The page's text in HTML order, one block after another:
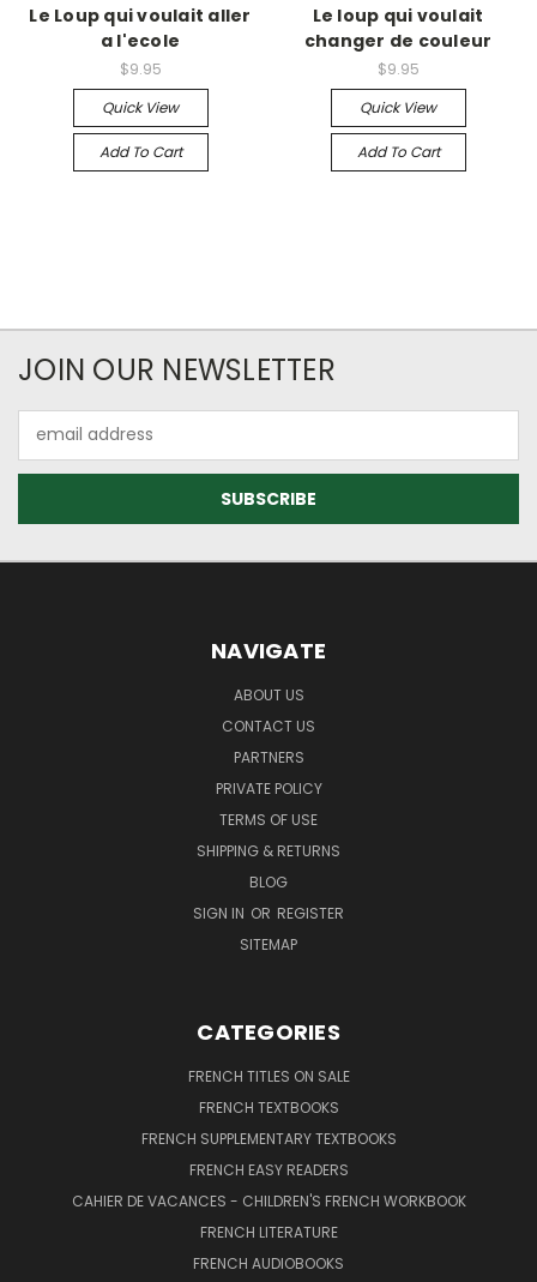
Le Loup qui voulait aller
a l'ecole
$9.95
Quick View
Add To Cart
Le loup qui voulait
changer de couleur
$9.95
Quick View
Add To Cart
JOIN OUR NEWSLETTER
Address
NAVIGATE
ABOUT US
CONTACT US
PARTNERS
PRIVATE POLICY
TERMS OF USE
SHIPPING & RETURNS
BLOG
SIGN IN OR REGISTER
SITEMAP
CATEGORIES
FRENCH TITLES ON SALE
FRENCH TEXTBOOKS
FRENCH SUPPLEMENTARY TEXTBOOKS
FRENCH EASY READERS
CAHIER DE VACANCES - CHILDREN'S FRENCH WORKBOOK
FRENCH LITERATURE
FRENCH AUDIOBOOKS